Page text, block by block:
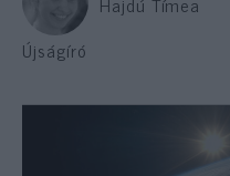
Újságíró